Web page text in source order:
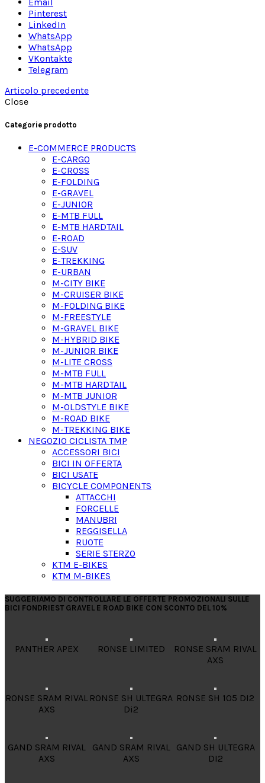
Pinterest
LinkedIn
WhatsApp
WhatsApp
VKontakte
Telegram
Articolo precedente
Close
Categorie prodotto
E-COMMERCE PRODUCTS
E-CARGO
E-CROSS
E-FOLDING
E-GRAVEL
E-JUNIOR
E-MTB FULL
E-MTB HARDTAIL
E-ROAD
E-SUV
E-TREKKING
E-URBAN
M-CITY BIKE
M-CRUISER BIKE
M-FOLDING BIKE
M-FREESTYLE
M-GRAVEL BIKE
M-HYBRID BIKE
M-JUNIOR BIKE
M-LITE CROSS
M-MTB FULL
M-MTB HARDTAIL
M-MTB JUNIOR
M-OLDSTYLE BIKE
M-ROAD BIKE
M-TREKKING BIKE
NEGOZIO CICLISTA TMP
ACCESSORI BICI
BICI IN OFFERTA
BICI USATE
BICYCLE COMPONENTS
ATTACCHI
FORCELLE
MANUBRI
REGGISELLA
RUOTE
SERIE STERZO
KTM E-BIKES
KTM M-BIKES
SUGGERIAMO DI CONTROLLARE LE OFFERTE PROMOZIONALI SULLE
BICI FONDRIEST GRAVEL E ROAD BIKE CON SCONTO DEL 10%
PANTHER APEX RONSE LIMITED
RONSE SRAM RIVAL
AXS
RONSE SRAM RIVAL
AXS
RONSE SH ULTEGRA
Di2
RONSE SH 105 DI2
GAND SRAM RIVAL
AXS
GAND SRAM RIVAL
AXS
GAND SH ULTEGRA
DI2